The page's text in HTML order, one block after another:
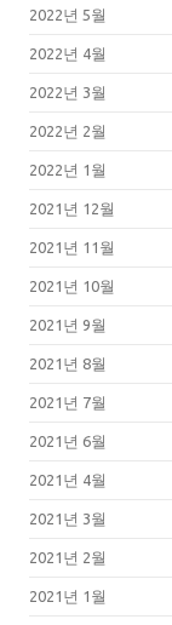
2022년 5월
2022년 4월
2022년 3월
2022년 2월
2022년 1월
2021년 12월
2021년 11월
2021년 10월
2021년 9월
2021년 8월
2021년 7월
2021년 6월
2021년 4월
2021년 3월
2021년 2월
2021년 1월